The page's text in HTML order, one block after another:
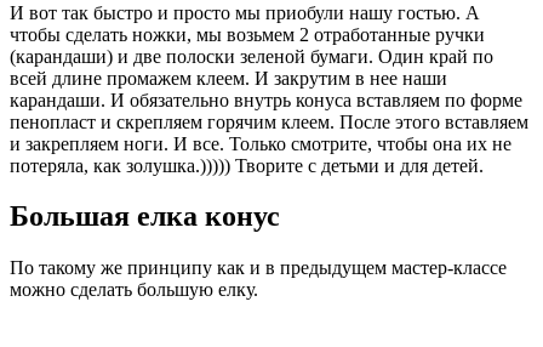
И вот так быстро и просто мы приобули нашу гостью. А
чтобы сделать ножки, мы возьмем 2 отработанные ручки
(карандаши) и две полоски зеленой бумаги. Один край по
всей длине промажем клеем. И закрутим в нее наши
карандаши. И обязательно внутрь конуса вставляем по форме
пенопласт и скрепляем горячим клеем. После этого вставляем
и закрепляем ноги. И все. Только смотрите, чтобы она их не
потеряла, как золушка.))))) Творите с детьми и для детей.
Большая елка конус
По такому же принципу как и в предыдущем мастер-классе
можно сделать большую елку.